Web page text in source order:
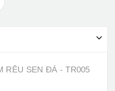
RÊU SEN ĐÁ - TR005